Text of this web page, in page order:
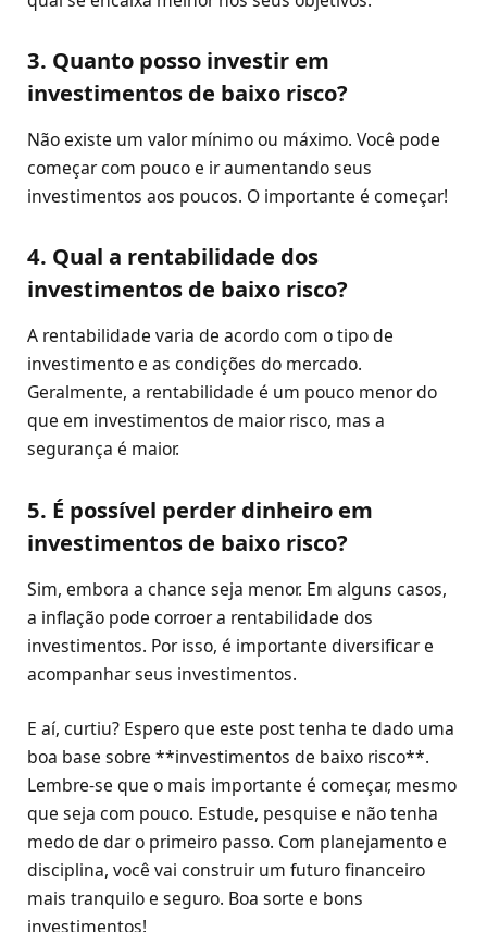
3. Quanto posso investir em
investimentos de baixo risco?
Não existe um valor mínimo ou máximo. Você pode
começar com pouco e ir aumentando seus
investimentos aos poucos. O importante é começar!
4. Qual a rentabilidade dos
investimentos de baixo risco?
A rentabilidade varia de acordo com o tipo de
investimento e as condições do mercado.
Geralmente, a rentabilidade é um pouco menor do
que em investimentos de maior risco, mas a
segurança é maior.
5. É possível perder dinheiro em
investimentos de baixo risco?
Sim, embora a chance seja menor. Em alguns casos,
a inflação pode corroer a rentabilidade dos
investimentos. Por isso, é importante diversificar e
acompanhar seus investimentos.
E aí, curtiu? Espero que este post tenha te dado uma
boa base sobre **investimentos de baixo risco**.
Lembre-se que o mais importante é começar, mesmo
que seja com pouco. Estude, pesquise e não tenha
medo de dar o primeiro passo. Com planejamento e
disciplina, você vai construir um futuro financeiro
mais tranquilo e seguro. Boa sorte e bons
investimentos!